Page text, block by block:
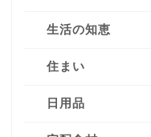
生活の知恵
住まい
日用品